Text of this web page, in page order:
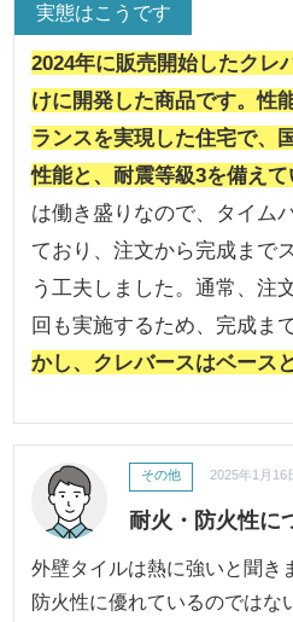
実態はこうです
2024年に販売開始したクレ
けに開発した商品です。性
ランスを実現した住宅で、
性能と、耐震等級3を備え
は働き盛りなので、タイム
ており、注文から完成まで
う工夫しました。通常、注
回も実施するため、完成ま
かし、クレバースはベースと
耐火・防火性に
その他 2025年1月16
外壁タイルは熱に強いと聞き
防火性に優れているのではな